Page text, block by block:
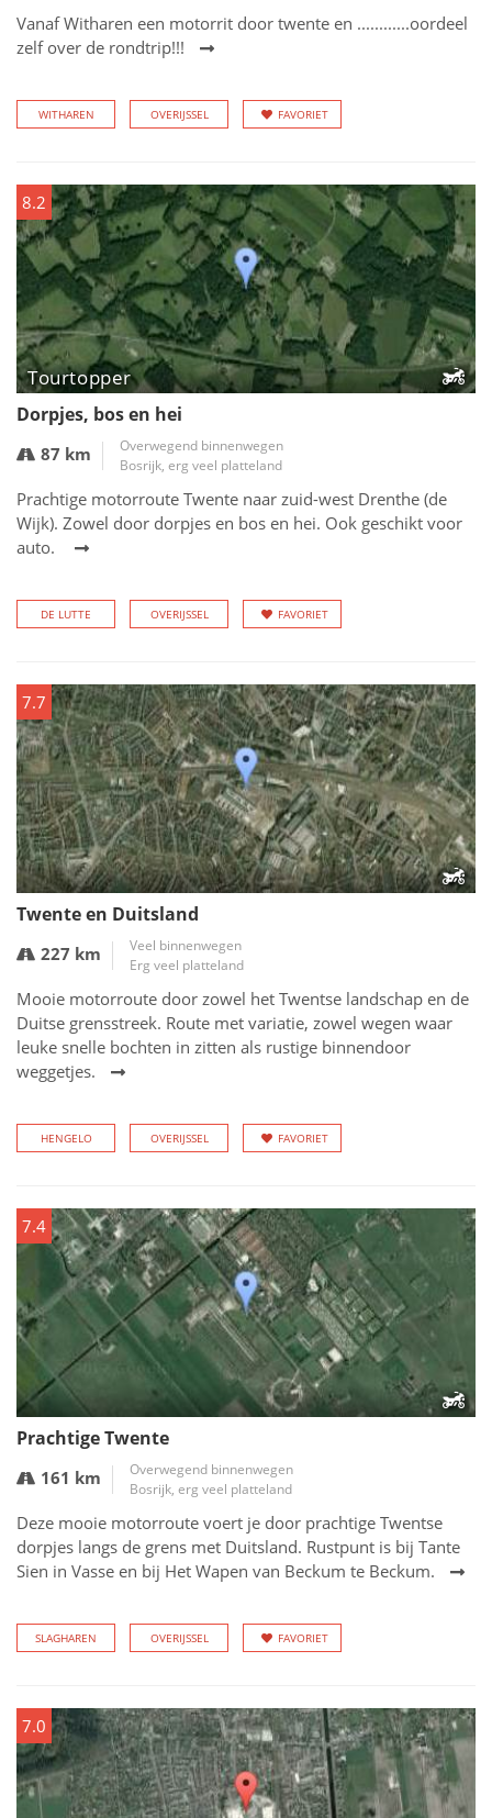
Vanaf Witharen een motorrit door twente en ............oordeel
zelf over de rondtrip!!!
WITHAREN OVERIJSSEL FAVORIET
8.2
Tourtopper
Dorpjes, bos en hei
87 km
Overwegend binnenwegen
Bosrijk, erg veel platteland
Prachtige motorroute Twente naar zuid-west Drenthe (de
Wijk). Zowel door dorpjes en bos en hei. Ook geschikt voor
auto.
DE LUTTE OVERIJSSEL FAVORIET
7.7
Twente en Duitsland
227 km
Veel binnenwegen
Erg veel platteland
Mooie motorroute door zowel het Twentse landschap en de
Duitse grensstreek. Route met variatie, zowel wegen waar
leuke snelle bochten in zitten als rustige binnendoor
weggetjes.
HENGELO OVERIJSSEL FAVORIET
7.4
Prachtige Twente
161 km
Overwegend binnenwegen
Bosrijk, erg veel platteland
Deze mooie motorroute voert je door prachtige Twentse
dorpjes langs de grens met Duitsland. Rustpunt is bij Tante
Sien in Vasse en bij Het Wapen van Beckum te Beckum.
SLAGHAREN OVERIJSSEL FAVORIET
7.0